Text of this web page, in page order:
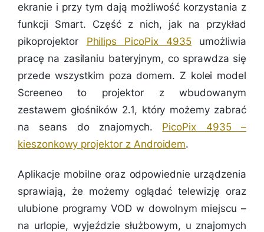
ekranie i przy tym dają możliwość korzystania z
funkcji Smart. Część z nich, jak na przykład
pikoprojektor Philips PicoPix 4935 umożliwia
pracę na zasilaniu bateryjnym, co sprawdza się
przede wszystkim poza domem. Z kolei model
Screeneo to projektor z wbudowanym
zestawem głośników 2.1, który możemy zabrać
na seans do znajomych. PicoPix 4935 –
kieszonkowy projektor z Androidem.
Aplikacje mobilne oraz odpowiednie urządzenia
sprawiają, że możemy oglądać telewizję oraz
ulubione programy VOD w dowolnym miejscu –
na urlopie, wyjeździe służbowym, u znajomych